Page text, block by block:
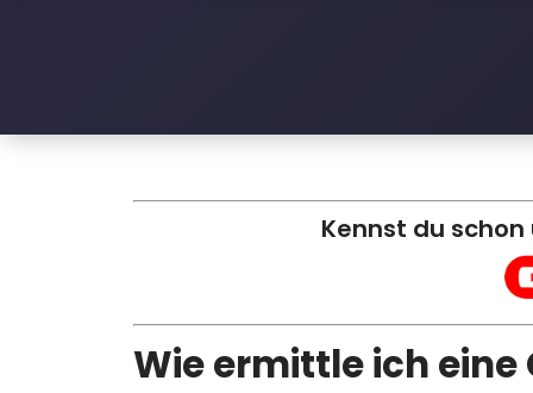
D
c
Kennst du
Wie ermittle ich